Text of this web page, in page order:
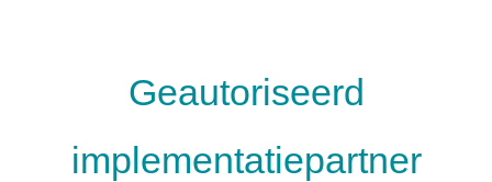
Geautoriseerd
implementatiepartner